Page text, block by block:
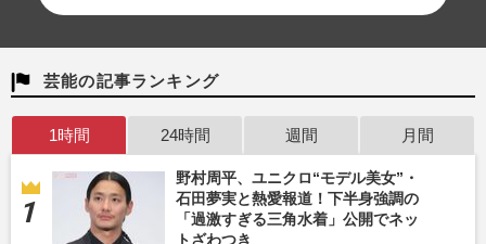
芸能の記事ランキング
1時間 24時間 週間 月間
野村周平、ユニクロ“モデル美女”・
石田夢実と熱愛報道！下半身強調の
「過激すぎる三角水着」公開でネッ
トざわつき